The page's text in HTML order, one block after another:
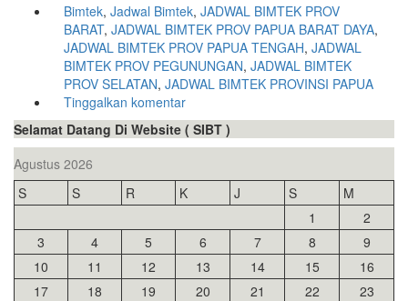
Bimtek, Jadwal Bimtek, JADWAL BIMTEK PROV
BARAT, JADWAL BIMTEK PROV PAPUA BARAT DAYA,
JADWAL BIMTEK PROV PAPUA TENGAH, JADWAL
BIMTEK PROV PEGUNUNGAN, JADWAL BIMTEK
PROV SELATAN, JADWAL BIMTEK PROVINSI PAPUA
Tinggalkan komentar
Selamat Datang Di Website ( SIBT )
Agustus 2026
S
S R K J S
M
1
2
3
4 5 6 7 8
9
10
11 12 13 14 15
16
17
18 19 20 21 22
23